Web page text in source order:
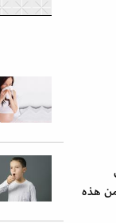
هذه